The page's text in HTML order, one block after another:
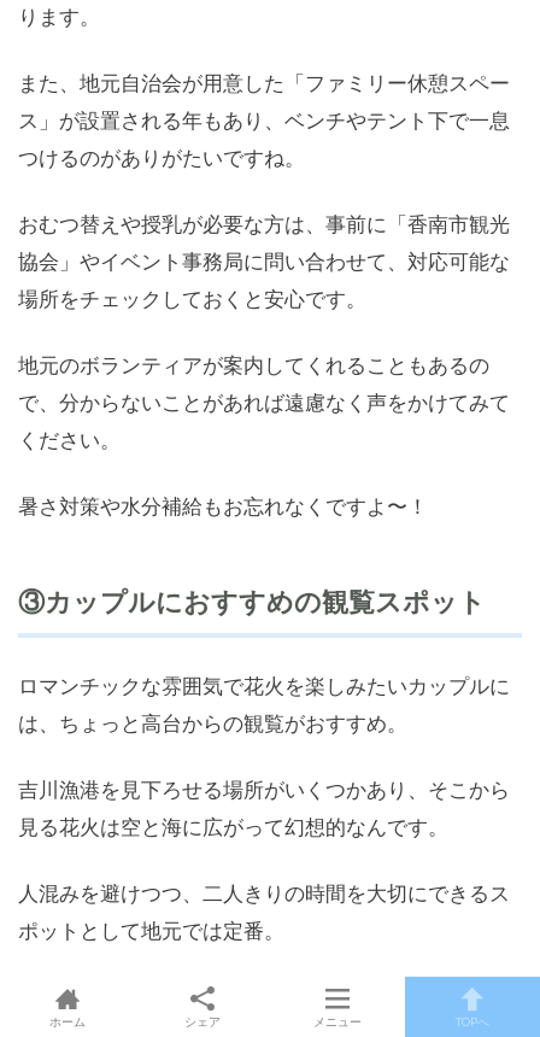
ります。
また、地元自治会が用意した「ファミリー休憩スペー
ス」が設置される年もあり、ベンチやテント下で一息
つけるのがありがたいですね。
おむつ替えや授乳が必要な方は、事前に「香南市観光
協会」やイベント事務局に問い合わせて、対応可能な
場所をチェックしておくと安心です。
地元のボランティアが案内してくれることもあるの
で、分からないことがあれば遠慮なく声をかけてみて
ください。
暑さ対策や水分補給もお忘れなくですよ〜！
③カップルにおすすめの観覧スポット
ロマンチックな雰囲気で花火を楽しみたいカップルに
は、ちょっと高台からの観覧がおすすめ。
吉川漁港を見下ろせる場所がいくつかあり、そこから
見る花火は空と海に広がって幻想的なんです。
人混みを避けつつ、二人きりの時間を大切にできるス
ポットとして地元では定番。
また、打ち上げ終了後もすぐに帰らず、波音を聞きな
ホーム シェア メニュー TOPへ